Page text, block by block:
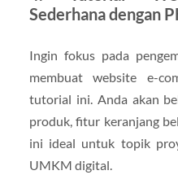
Sederhana dengan
Ingin fokus pada
membuat website e-
tutorial ini. Anda akan
produk, fitur keranjang
ini ideal untuk topik
UMKM digital.